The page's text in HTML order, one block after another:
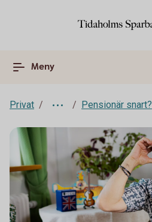
Meny
Privat Pensionär snart?